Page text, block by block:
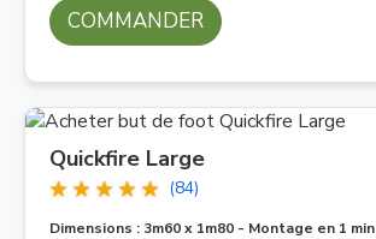
COMMANDER
Quickfire Large
(84)
Dimensions : 3m60 x 1m80 - Montage en 1 min